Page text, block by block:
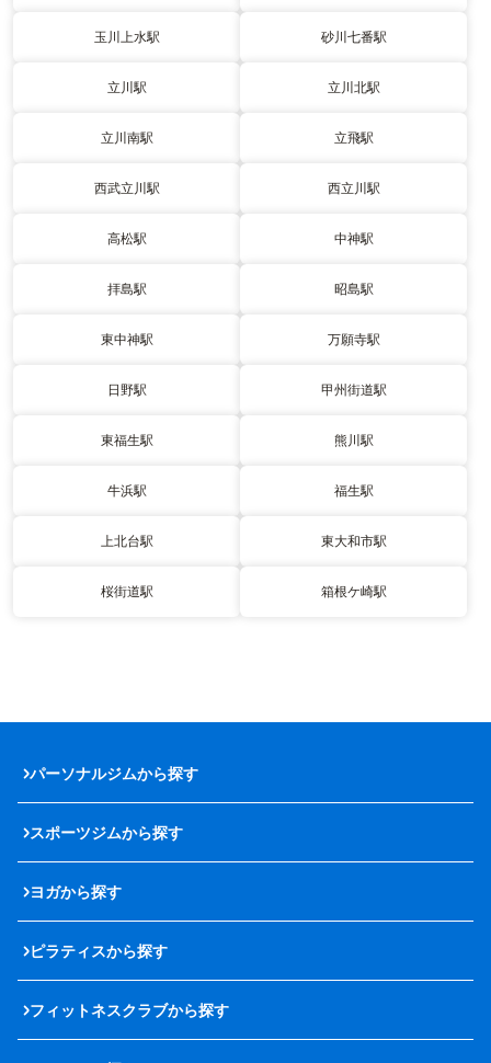
玉川上水駅 砂川七番駅
立川駅 立川北駅
立川南駅 立飛駅
西武立川駅 西立川駅
高松駅 中神駅
拝島駅 昭島駅
東中神駅 万願寺駅
日野駅 甲州街道駅
東福生駅 熊川駅
牛浜駅 福生駅
上北台駅 東大和市駅
桜街道駅 箱根ケ崎駅
パーソナルジムから探す
スポーツジムから探す
ヨガから探す
ピラティスから探す
フィットネスクラブから探す